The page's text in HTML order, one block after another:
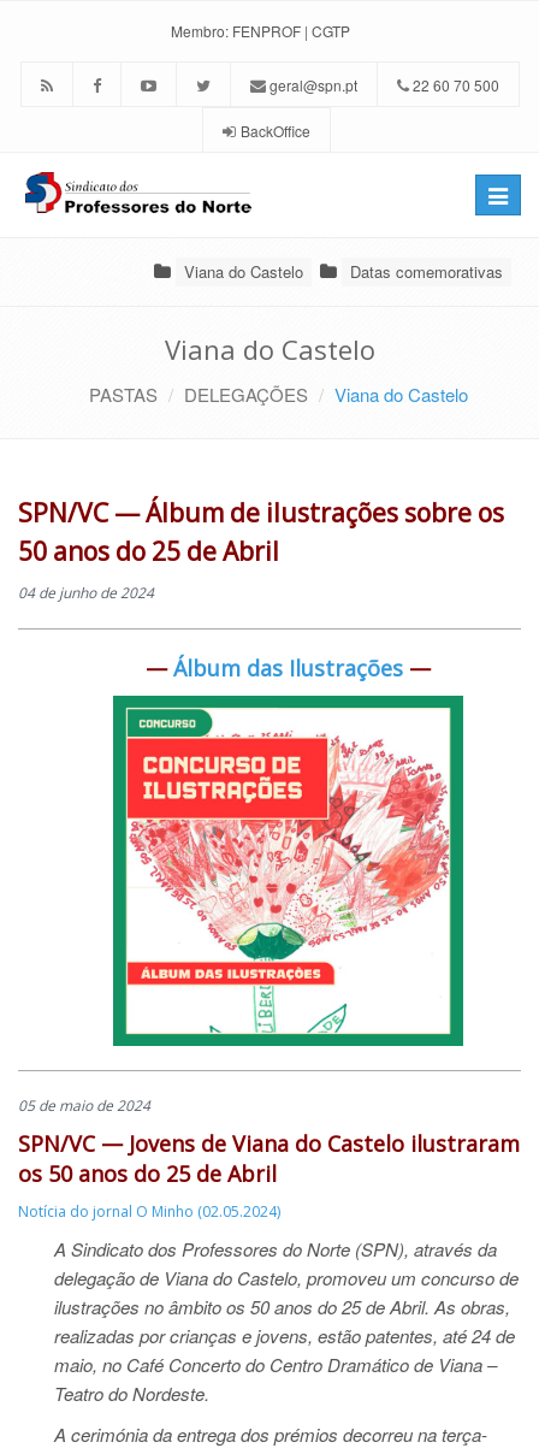
Membro: FENPROF | CGTP
geral@spn.pt 22 60 70 500
BackOffice
Toggle
Viana do Castelo Datas comemorativas
Viana do Castelo
PASTAS DELEGAÇÕES Viana do Castelo
SPN/VC — Álbum de ilustrações sobre os
50 anos do 25 de Abril
04 de junho de 2024
—Álbum das Ilustrações —
05 de maio de 2024
SPN/VC — Jovens de Viana do Castelo ilustraram
os 50 anos do 25 de Abril
Notícia do jornal O Minho (02.05.2024)
A Sindicato dos Professores do Norte (SPN), através da
delegação de Viana do Castelo, promoveu um concurso de
ilustrações no âmbito os 50 anos do 25 de Abril. As obras,
realizadas por crianças e jovens, estão patentes, até 24 de
maio, no Café Concerto do Centro Dramático de Viana –
Teatro do Nordeste.
A cerimónia da entrega dos prémios decorreu na terça-